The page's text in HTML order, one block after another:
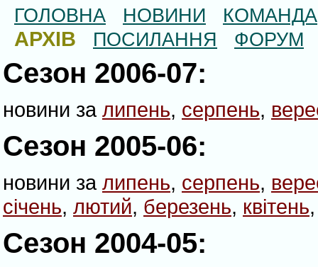
ГОЛОВНА НОВИНИ КОМАНДА
АРХІВ ПОСИЛАННЯ ФОРУМ
Сезон 2006-07:
новини за липень, серпень,
Сезон 2005-06:
новини за липень, серпень,
січень, лютий, березень, квітень
Сезон 2004-05: